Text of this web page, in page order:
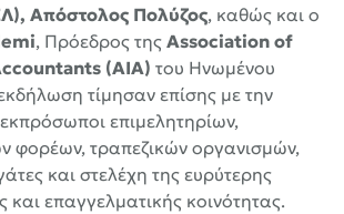
Απόστολος Πολύζος, καθώς και ο
, Πρόεδρος της Association of
(AIA) του Ηνωμένου
τίμησαν επίσης με την
επιμελητηρίων,
φορέων, τραπεζικών οργανισμών,
και στελέχη της ευρύτερης
και επαγγελματικής κοινότητας.